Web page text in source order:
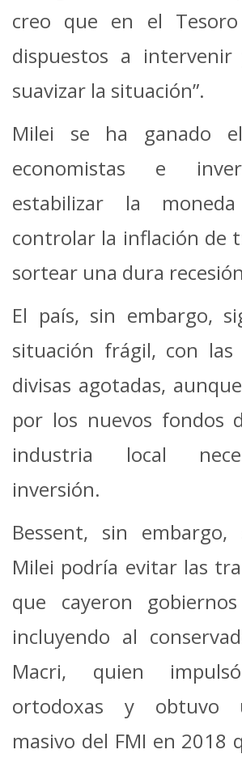
creo que en el Tesoro
dispuestos a
suavizar la situación”.
Milei se ha ganado
economistas e
estabilizar la
controlar la inflación de
sortear una dura
El país, sin embargo,
situación frágil, con las
divisas agotadas,
por los nuevos fondos
industria local
inversión.
Bessent, sin
Milei podría evitar las
que cayeron
incluyendo al
Macri, quien
ortodoxas y obtuvo
masivo del FMI en 2018